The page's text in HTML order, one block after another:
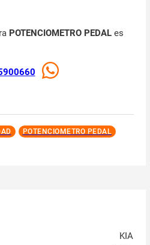
POTENCIOMETRO PEDALes
POTENCIOMETRO PEDAL
KIA